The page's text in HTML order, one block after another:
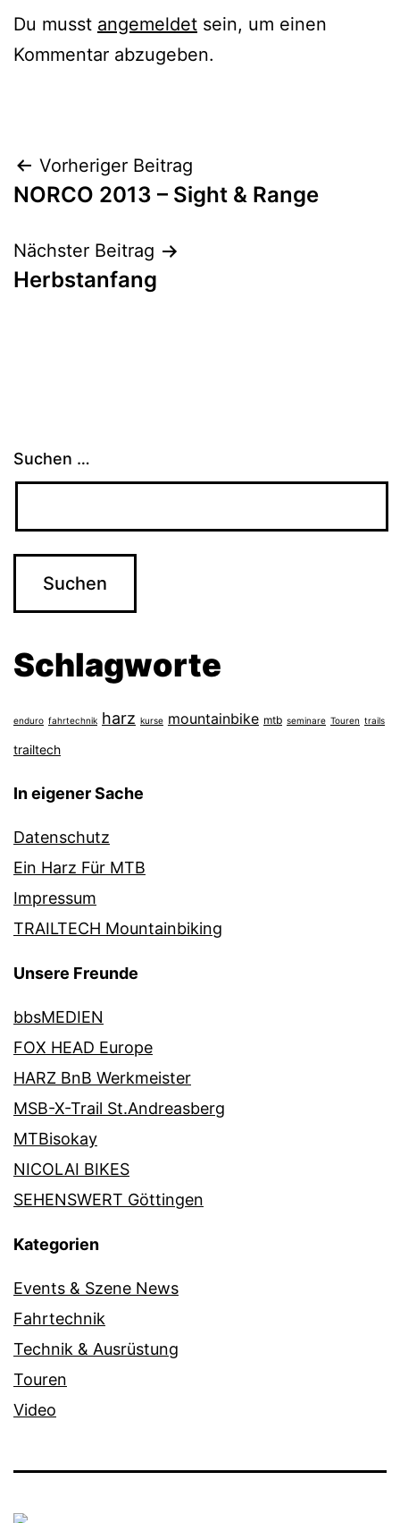
Du musst angemeldet sein, um einen
Kommentar abzugeben.
Beitragsnavigation
Vorheriger Beitrag
NORCO 2013 – Sight & Range
Nächster Beitrag
Herbstanfang
Suchen …
Schlagworte
enduro fahrtechnik harz kurse mountainbike mtb seminare Touren trails
trailtech
In eigener Sache
Datenschutz
Ein Harz Für MTB
Impressum
TRAILTECH Mountainbiking
Unsere Freunde
bbsMEDIEN
FOX HEAD Europe
HARZ BnB Werkmeister
MSB-X-Trail St.Andreasberg
MTBisokay
NICOLAI BIKES
SEHENSWERT Göttingen
Kategorien
Events & Szene News
Fahrtechnik
Technik & Ausrüstung
Touren
Video